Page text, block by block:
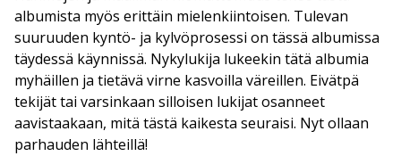
albumista myös erittäin mielenkiintoisen. Tulevan
suuruuden kyntö- ja kylvöprosessi on tässä albumissa
täydessä käynnissä. Nykylukija lukeekin tätä albumia
myhäillen ja tietävä virne kasvoilla väreillen. Eivätpä
tekijät tai varsinkaan silloisen lukijat osanneet
aavistaakaan, mitä tästä kaikesta seuraisi. Nyt ollaan
parhauden lähteillä!